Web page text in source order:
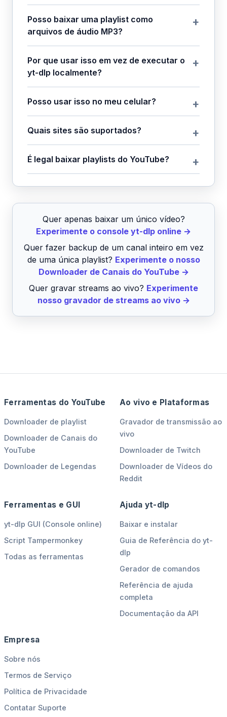
Posso baixar uma playlist como
arquivos de áudio MP3?
Por que usar isso em vez de executar o
yt-dlp localmente?
Posso usar isso no meu celular?
Quais sites são suportados?
É legal baixar playlists do YouTube?
Quer apenas baixar um único vídeo?
Experimente o console yt-dlp online →
Quer fazer backup de um canal inteiro em vez
de uma única playlist? Experimente o nosso
Downloader de Canais do YouTube →
Quer gravar streams ao vivo? Experimente
nosso gravador de streams ao vivo →
Ferramentas do YouTube
Downloader de playlist
Downloader de Canais do
YouTube
Downloader de Legendas
Ao vivo e Plataformas
Gravador de transmissão ao
vivo
Downloader de Twitch
Downloader de Vídeos do
Reddit
Ferramentas e GUI
yt-dlp GUI (Console online)
Script Tampermonkey
Todas as ferramentas
Ajuda yt-dlp
Baixar e instalar
Guia de Referência do yt-
dlp
Gerador de comandos
Referência de ajuda
completa
Documentação da API
Empresa
Sobre nós
Termos de Serviço
Política de Privacidade
Contatar Suporte